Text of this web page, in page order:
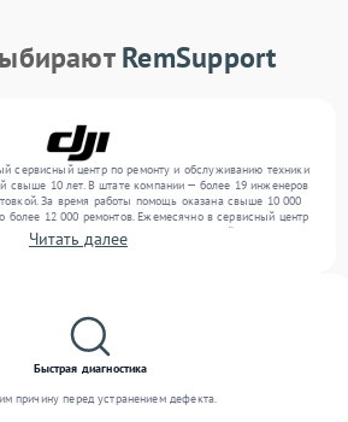
RemSupport
сервисный центр по ремонту и обслуживанию техники
свыше 10 лет. В штате компании — более 19 инженеров
За время работы помощь оказана свыше 10 000
более 12 000 ремонтов. Ежемесячно в сервисный центр
включая , , . Мы устраняем поломки любой сложности и
результат благодаря использованию современного
Читать далее
Быстрая диагностика
причину перед устранением дефекта.